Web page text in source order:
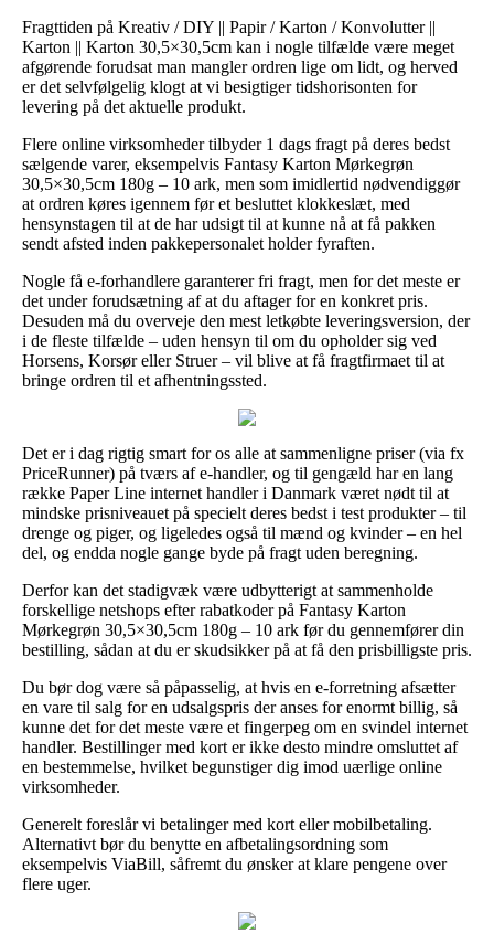
Fragttiden på Kreativ / DIY || Papir / Karton / Konvolutter ||
Karton || Karton 30,5×30,5cm kan i nogle tilfælde være meget
afgørende forudsat man mangler ordren lige om lidt, og herved
er det selvfølgelig klogt at vi besigtiger tidshorisonten for
levering på det aktuelle produkt.
Flere online virksomheder tilbyder 1 dags fragt på deres bedst
sælgende varer, eksempelvis Fantasy Karton Mørkegrøn
30,5×30,5cm 180g – 10 ark, men som imidlertid nødvendiggør
at ordren køres igennem før et besluttet klokkeslæt, med
hensynstagen til at de har udsigt til at kunne nå at få pakken
sendt afsted inden pakkepersonalet holder fyraften.
Nogle få e-forhandlere garanterer fri fragt, men for det meste er
det under forudsætning af at du aftager for en konkret pris.
Desuden må du overveje den mest letkøbte leveringsversion, der
i de fleste tilfælde – uden hensyn til om du opholder sig ved
Horsens, Korsør eller Struer – vil blive at få fragtfirmaet til at
bringe ordren til et afhentningssted.
Det er i dag rigtig smart for os alle at sammenligne priser (via fx
PriceRunner) på tværs af e-handler, og til gengæld har en lang
række Paper Line internet handler i Danmark været nødt til at
mindske prisniveauet på specielt deres bedst i test produkter – til
drenge og piger, og ligeledes også til mænd og kvinder – en hel
del, og endda nogle gange byde på fragt uden beregning.
Derfor kan det stadigvæk være udbytterigt at sammenholde
forskellige netshops efter rabatkoder på Fantasy Karton
Mørkegrøn 30,5×30,5cm 180g – 10 ark før du gennemfører din
bestilling, sådan at du er skudsikker på at få den prisbilligste pris.
Du bør dog være så påpasselig, at hvis en e-forretning afsætter
en vare til salg for en udsalgspris der anses for enormt billig, så
kunne det for det meste være et fingerpeg om en svindel internet
handler. Bestillinger med kort er ikke desto mindre omsluttet af
en bestemmelse, hvilket begunstiger dig imod uærlige online
virksomheder.
Generelt foreslår vi betalinger med kort eller mobilbetaling.
Alternativt bør du benytte en afbetalingsordning som
eksempelvis ViaBill, såfremt du ønsker at klare pengene over
flere uger.